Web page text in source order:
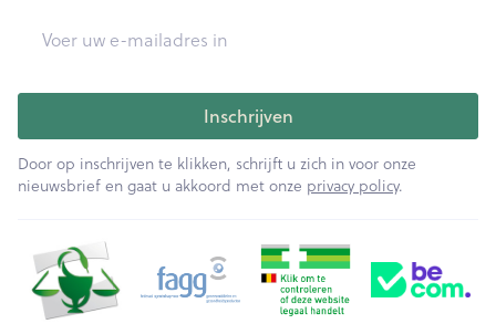
Inschrijven
Door op inschrijven te klikken, schrijft u zich in voor onze
nieuwsbrief en gaat u akkoord met onze privacy policy.